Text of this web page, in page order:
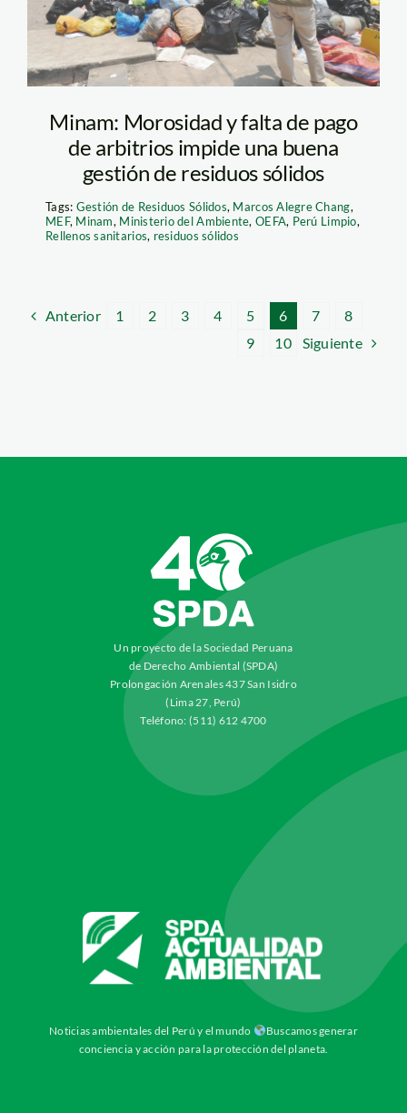
Minam: Morosidad y falta de pago
de arbitrios impide una buena
gestión de residuos sólidos
Tags: Gestión de Residuos Sólidos, Marcos Alegre Chang,
MEF, Minam, Ministerio del Ambiente, OEFA, Perú Limpio,
Rellenos sanitarios, residuos sólidos
Anterior 1 2 3 4 5 6 7
8
9
10 Siguiente
Un proyecto de la Sociedad Peruana
de Derecho Ambiental (SPDA)
Prolongación Arenales 437 San Isidro
(Lima 27, Perú)
Teléfono: (511) 612 4700
Noticias ambientales del Perú y el mundo
Buscamos generar
conciencia y acción para la protección del planeta.